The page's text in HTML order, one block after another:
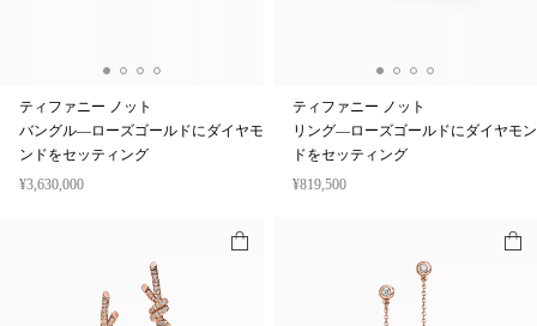
ティファニー ノット
バングル—ローズゴールドにダイヤモ
ンドをセッティング
¥3,630,000
ティファニー ノット
リング—ローズゴールドにダイヤモン
ドをセッティング
¥819,500